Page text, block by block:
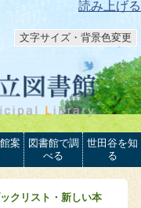
読み上げる
文字サイズ・背景色変更
案
図書館で調
べる
世田谷を知
る
ブックリスト・新しい本